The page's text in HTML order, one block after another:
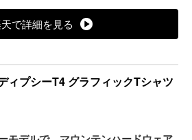
で詳細を見る
ィプシーT4 グラフィックTシャツ